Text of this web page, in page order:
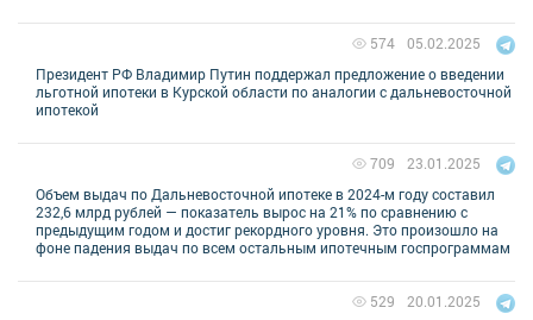
Президент РФ Владимир Путин поддержал предложение о введении
льготной ипотеки в Курской области по аналогии с дальневосточной
ипотекой
05.02.2025
574
Объем выдач по Дальневосточной ипотеке в 2024-м году составил
232,6 млрд рублей — показатель вырос на 21% по сравнению с
предыдущим годом и достиг рекордного уровня. Это произошло на
фоне падения выдач по всем остальным ипотечным госпрограммам
23.01.2025
709
20.01.2025
529